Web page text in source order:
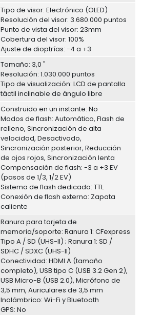
Tipo de visor: Electrónico (OLED)
Resolución del visor: 3.680.000 puntos
Punto de vista del visor: 23mm
Cobertura del visor: 100%
Ajuste de dioptrías: -4 a +3
Tamaño: 3,0 "
Resolución: 1.030.000 puntos
Tipo de visualización: LCD de pantalla
táctil inclinable de ángulo libre
Construido en un instante: No
Modos de flash: Automático, Flash de
relleno, Sincronización de alta
velocidad, Desactivado,
Sincronización posterior, Reducción
de ojos rojos, Sincronización lenta
Compensación de flash: -3 a +3 EV
(pasos de 1/3, 1/2 EV)
Sistema de flash dedicado: TTL
Conexión de flash externo: Zapata
caliente
Ranura para tarjeta de
memoria/soporte: Ranura 1: CFexpress
Tipo A / SD (UHS-II) ; Ranura 1: SD /
SDHC / SDXC (UHS-II)
Conectividad: HDMI A (tamaño
completo), USB tipo C (USB 3.2 Gen 2),
USB Micro-B (USB 2.0), Micrófono de
3,5 mm, Auriculares de 3,5 mm
Inalámbrico: Wi-Fi y Bluetooth
GPS: No